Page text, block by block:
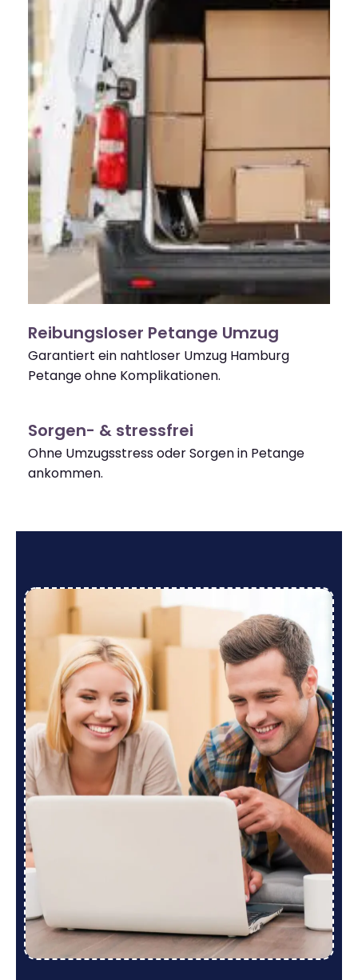
Reibungsloser Petange Umzug
Garantiert ein nahtloser Umzug Hamburg
Petange ohne Komplikationen.
Sorgen- & stressfrei
Ohne Umzugsstress oder Sorgen in Petange
ankommen.